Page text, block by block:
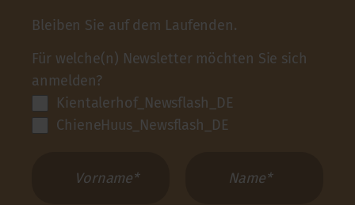
Bleiben Sie auf dem Laufenden.
Für welche(n) Newsletter möchten Sie sich
anmelden?
Kientalerhof_Newsflash_DE
ChieneHuus_Newsflash_DE